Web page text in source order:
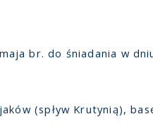
br. do śniadania w
(spływ Krutynią),